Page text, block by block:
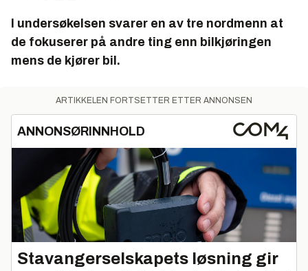
I undersøkelsen svarer en av tre nordmenn at
de fokuserer på andre ting enn bilkjøringen
mens de kjører bil.
ARTIKKELEN FORTSETTER ETTER ANNONSEN
ANNONSØRINNHOLD
Stavangerselskapets løsning gir